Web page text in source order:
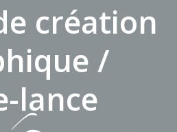
création
/
lance